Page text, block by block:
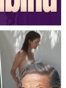
Ve stínu
Červený